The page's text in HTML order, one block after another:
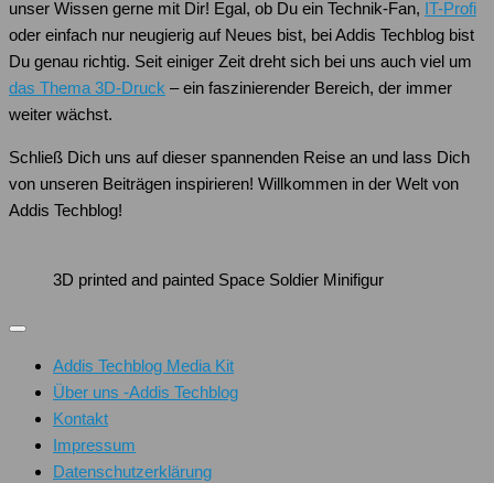
unser Wissen gerne mit Dir! Egal, ob Du ein Technik-Fan, IT-Profi
oder einfach nur neugierig auf Neues bist, bei Addis Techblog bist
Du genau richtig. Seit einiger Zeit dreht sich bei uns auch viel um
das Thema 3D-Druck – ein faszinierender Bereich, der immer
weiter wächst.
Schließ Dich uns auf dieser spannenden Reise an und lass Dich
von unseren Beiträgen inspirieren! Willkommen in der Welt von
Addis Techblog!
3D printed and painted Space Soldier Minifigur
Addis Techblog Media Kit
Über uns -Addis Techblog
Kontakt
Impressum
Datenschutzerklärung